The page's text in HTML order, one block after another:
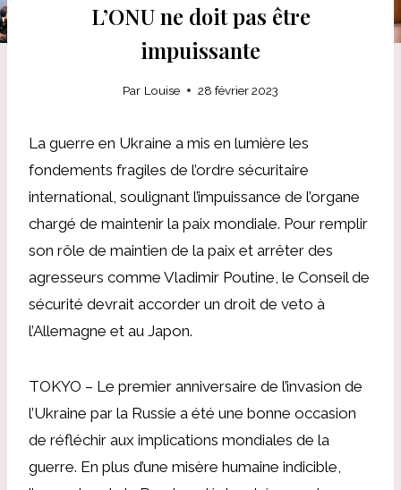
L’ONU ne doit pas être
impuissante
Par Louise 28 février 2023
La guerre en Ukraine a mis en lumière les
fondements fragiles de l’ordre sécuritaire
international, soulignant l’impuissance de l’organe
chargé de maintenir la paix mondiale. Pour remplir
son rôle de maintien de la paix et arrêter des
agresseurs comme Vladimir Poutine, le Conseil de
sécurité devrait accorder un droit de veto à
l’Allemagne et au Japon.
TOKYO – Le premier anniversaire de l’invasion de
l’Ukraine par la Russie a été une bonne occasion
de réfléchir aux implications mondiales de la
guerre. En plus d’une misère humaine indicible,